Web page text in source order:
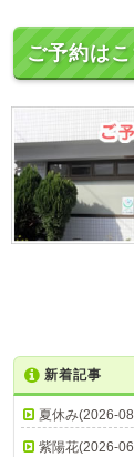
ご予約は
新着記事
夏休み(2026-
紫陽花(2026-